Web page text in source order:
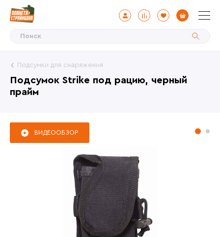
Подсумок Strike под рацию, черный
прайм
Подсумки для снаряжения
ВИДЕООБЗОР